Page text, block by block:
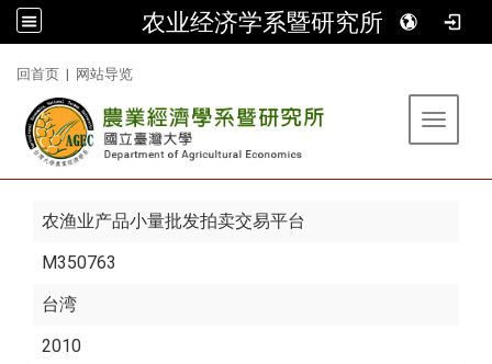
农业经济学系暨研究所
回首页 | 网站导览
Toggle
农渔业产品小量批发拍卖交易平台
M350763
台湾
2010